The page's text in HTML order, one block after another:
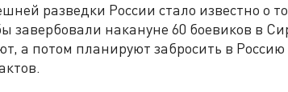
разведки России стало известно о
завербовали накануне 60 боевиков в
а потом планируют забросить в Россию